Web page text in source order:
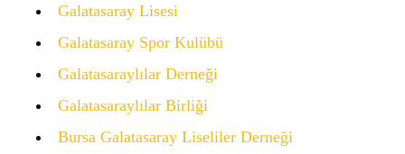
Galatasaray Lisesi
Galatasaray Spor Kulübü
Galatasaraylılar Derneği
Galatasaraylılar Birliği
Bursa Galatasaray Liseliler Derneği